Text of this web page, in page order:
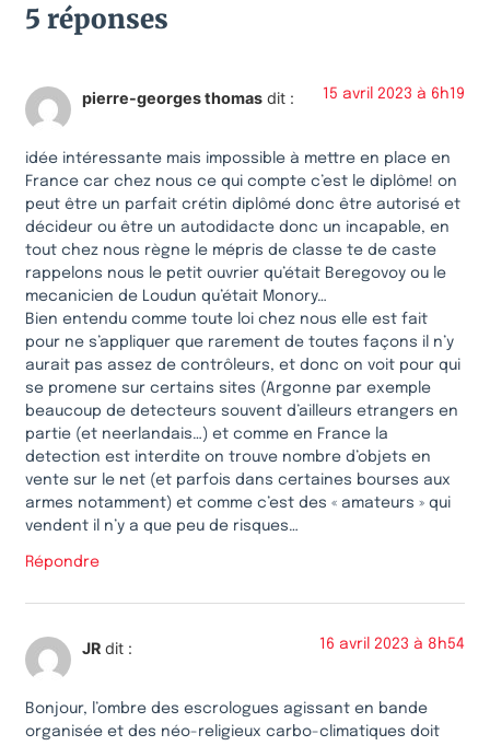
5 réponses
pierre-georges thomas dit : 15 avril 2023 à 6h19
idée intéressante mais impossible à mettre en place en
France car chez nous ce qui compte c’est le diplôme! on
peut être un parfait crétin diplômé donc être autorisé et
décideur ou être un autodidacte donc un incapable, en
tout chez nous règne le mépris de classe te de caste
rappelons nous le petit ouvrier qu’était Beregovoy ou le
mecanicien de Loudun qu’était Monory…
Bien entendu comme toute loi chez nous elle est fait
pour ne s’appliquer que rarement de toutes façons il n’y
aurait pas assez de contrôleurs, et donc on voit pour qui
se promene sur certains sites (Argonne par exemple
beaucoup de detecteurs souvent d’ailleurs etrangers en
partie (et neerlandais…) et comme en France la
detection est interdite on trouve nombre d’objets en
vente sur le net (et parfois dans certaines bourses aux
armes notamment) et comme c’est des « amateurs » qui
vendent il n’y a que peu de risques…
Répondre
JR dit : 16 avril 2023 à 8h54
Bonjour, l’ombre des escrologues agissant en bande
organisée et des néo-religieux carbo-climatiques doit